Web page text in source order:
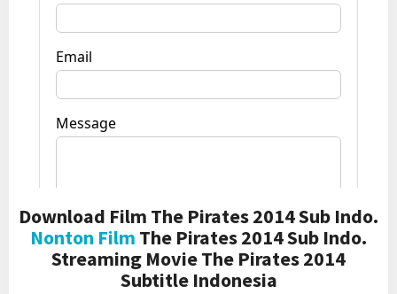
Download Film The Pirates 2014 Sub Indo.
Nonton Film The Pirates 2014 Sub Indo.
Streaming Movie The Pirates 2014
Subtitle Indonesia